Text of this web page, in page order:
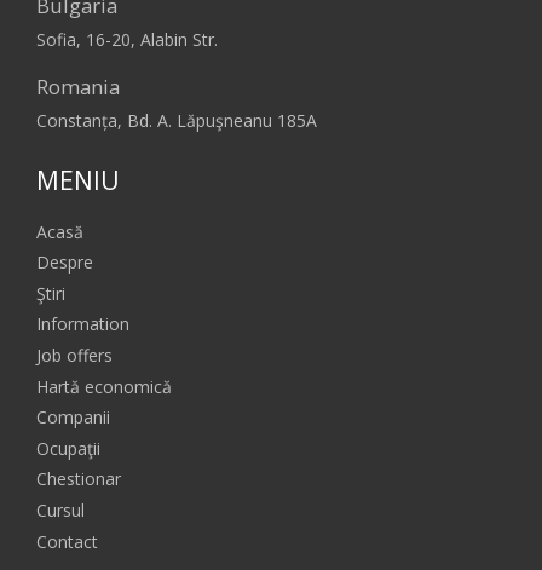
Bulgaria
Sofia, 16-20, Alabin Str.
Romania
Constanța, Bd. A. Lăpuşneanu 185A
MENIU
Acasă
Despre
Ştiri
Information
Job offers
Hartă economică
Companii
Ocupaţii
Chestionar
Cursul
Contact